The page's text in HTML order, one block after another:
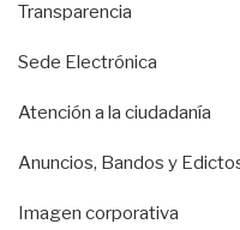
Transparencia
Sede Electrónica
Atención a la ciudadanía
Anuncios, Bandos y
Imagen corporativa